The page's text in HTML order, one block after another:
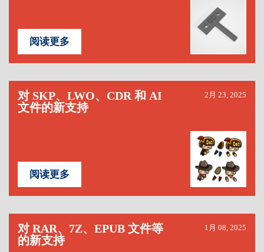
阅读更多
对 SKP、LWO、CDR 和 AI
文件的新支持
2月 23, 2025
阅读更多
对 RAR、7Z、EPUB 文件等
的新支持
1月 08, 2025